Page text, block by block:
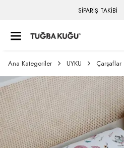
SİPARİŞ TAKİBİ
Ana Kategoriler UYKU Çarşaflar